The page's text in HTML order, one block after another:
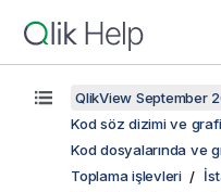
QlikView September
Kod söz dizimi ve
Kod dosyalarında ve
Toplama işlevleri